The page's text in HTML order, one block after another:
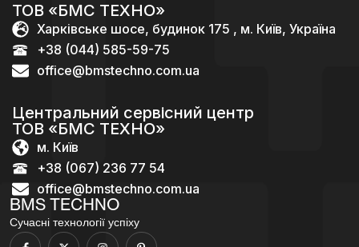
BMS TECHNO
Сучасні технології успіху
ТОВ «БМС ТЕХНО»
Харківське шосе, будинок 175 , м. Київ, Україна
+38 (044) 585-59-75
office@bmstechno.com.ua
Центральний сервісний центр
ТОВ «БМС ТЕХНО»
м. Київ
+38 (067) 236 77 54
office@bmstechno.com.ua